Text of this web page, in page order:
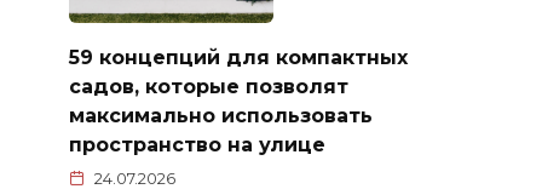
59 концепций для компактных
садов, которые позволят
максимально использовать
пространство на улице
24.07.2026